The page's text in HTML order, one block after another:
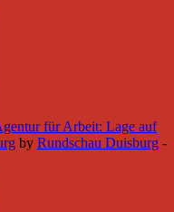
für Arbeit: Lage auf
by Rundschau Duisburg -